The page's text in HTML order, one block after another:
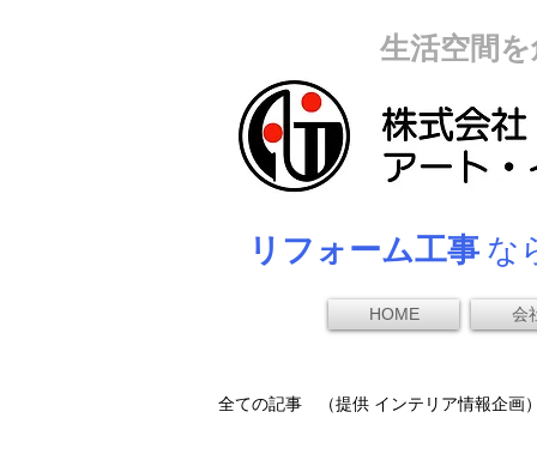
生活空間
リフォーム工事な
HOME 会
全ての記事 （提供 インテリア情報企画